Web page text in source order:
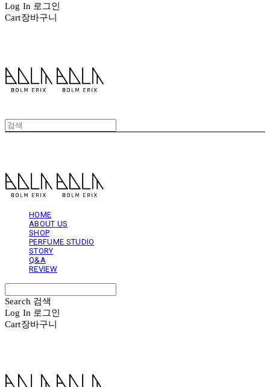
Log In 로그인
Cart장바구니
HOME
ABOUT US
SHOP
PERFUME STUDIO
STORY
Q&A
REVIEW
Search 검색
Log In 로그인
Cart장바구니